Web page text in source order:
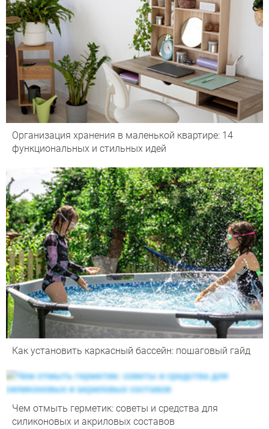
Организация хранения в маленькой квартире: 14
функциональных и стильных идей
Как установить каркасный бассейн: пошаговый гайд
Чем отмыть герметик: советы и средства для
силиконовых и акриловых составов